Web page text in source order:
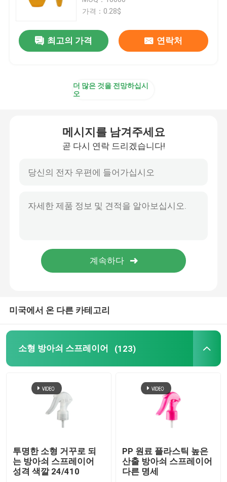
화장용 펌프 분배기
정밀한 안개 스프레이어
입술 광택 튜브
무른 크림 병
아크릴 화장품 병
비어 있는 탈취 스틱
정유 유리병
가격：0.28$
최고의 가격 연락처
더 많은 것을 전망하십시
오
메시지를 남겨주세요
곧 다시 연락 드리겠습니다!
미국에서 온 다른 카테고리
소형 방아쇠 스프레이어 (123)
투명한 소형 거꾸로 되
는 방아쇠 스프레이어
성격 색깔 24/410
PP 원료 플라스틱 높은
산출 방아쇠 스프레이어
다른 명세